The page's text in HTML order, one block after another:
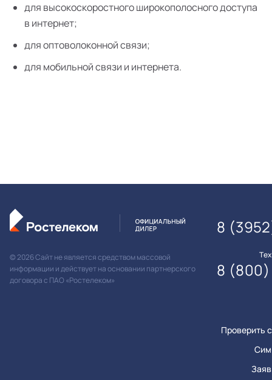
для высокоскоростного широкополосного доступа
в интернет;
для оптоволоконной связи;
для мобильной связи и интернета.
© 2026 Сайт не является средством массовой
информации и действует на основании партнерского
договора с ПАО «Ростелеком»
Проверить
8
8